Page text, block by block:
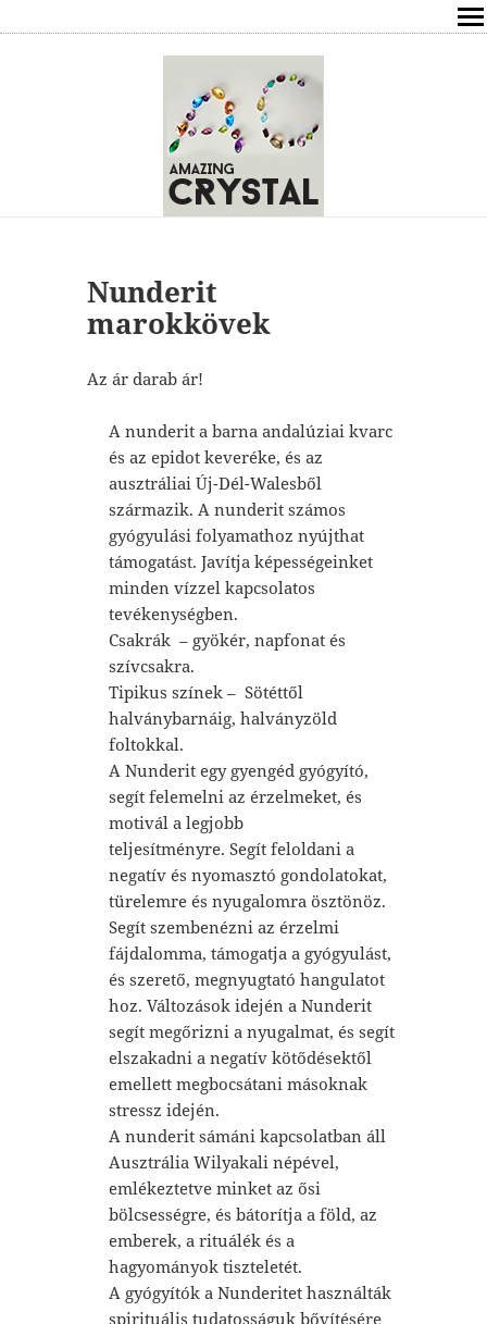
ÍRÁSOK
ÁSVÁNYOK HATÁSAI
ELÉRHETŐSÉG
ONLINE GYÓGYÍTÁS,TANÁCSADÁS
VÁSÁRLÁS / KOSÁR
Nunderit
marokkövek
Az ár darab ár!
A nunderit a barna andalúziai kvarc
és az epidot keveréke, és az
ausztráliai Új-Dél-Walesből
származik. A nunderit számos
gyógyulási folyamathoz nyújthat
támogatást. Javítja képességeinket
minden vízzel kapcsolatos
tevékenységben.
Csakrák – gyökér, napfonat és
szívcsakra.
Tipikus színek – Sötéttől
halványbarnáig, halványzöld
foltokkal.
A Nunderit egy gyengéd gyógyító,
segít felemelni az érzelmeket, és
motivál a legjobb
teljesítményre. Segít feloldani a
negatív és nyomasztó gondolatokat,
türelemre és nyugalomra ösztönöz.
Segít szembenézni az érzelmi
fájdalomma, támogatja a gyógyulást,
és szerető, megnyugtató hangulatot
hoz. Változások idején a Nunderit
segít megőrizni a nyugalmat, és segít
elszakadni a negatív kötődésektől
emellett megbocsátani másoknak
stressz idején.
A nunderit sámáni kapcsolatban áll
Ausztrália Wilyakali népével,
emlékeztetve minket az ősi
bölcsességre, és bátorítja a föld, az
emberek, a rituálék és a
hagyományok tiszteletét.
A gyógyítók a Nunderitet használták
spirituális tudatosságuk bővítésére